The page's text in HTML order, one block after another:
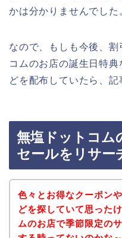
かは分かりませんでした
なので、もしも今後、割
コムのお店の誕生日特
どを配布していたら、
無塩ドットコム
セールをリサー
色々とお得なクーポン
どを探していて思った
ムのお店で季節限定の